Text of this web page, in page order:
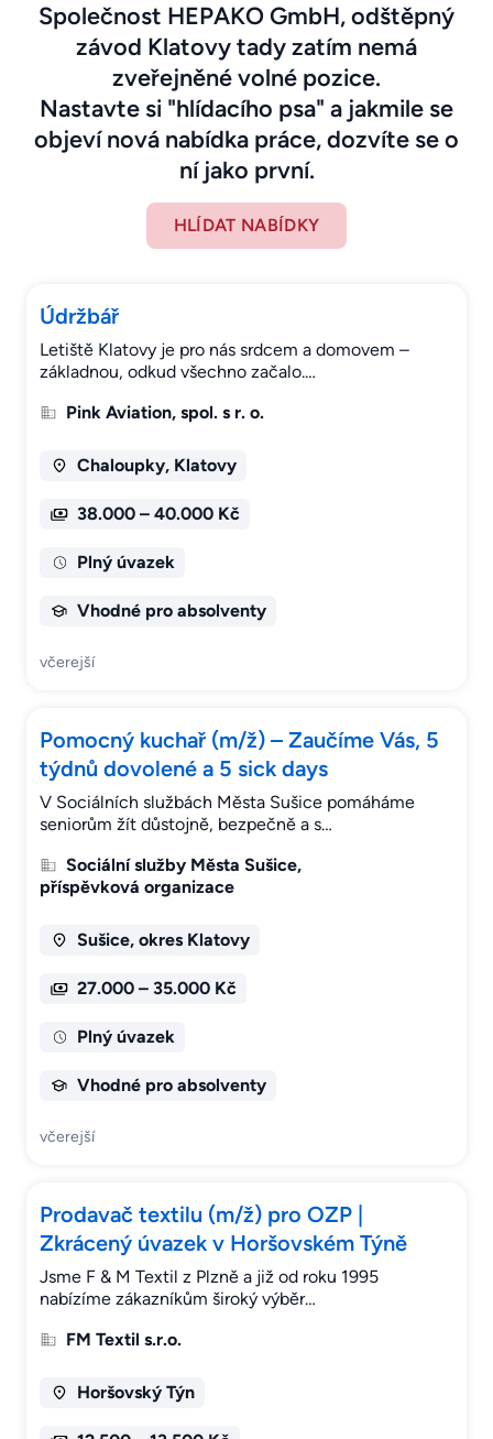
Společnost HEPAKO GmbH, odštěpný
závod Klatovy tady zatím nemá
zveřejněné volné pozice.
Nastavte si "hlídacího psa" a jakmile se
objeví nová nabídka práce, dozvíte se o
ní jako první.
HLÍDAT NABÍDKY
Údržbář
Letiště Klatovy je pro nás srdcem a domovem –
základnou, odkud všechno začalo.…
Pink Aviation, spol. s r. o.
Chaloupky, Klatovy
38.000 – 40.000 Kč
Plný úvazek
Vhodné pro absolventy
včerejší
Pomocný kuchař (m/ž) – Zaučíme Vás, 5
týdnů dovolené a 5 sick days
V Sociálních službách Města Sušice pomáháme
seniorům žít důstojně, bezpečně a s…
Sociální služby Města Sušice,
příspěvková organizace
Sušice, okres Klatovy
27.000 – 35.000 Kč
Plný úvazek
Vhodné pro absolventy
včerejší
Prodavač textilu (m/ž) pro OZP |
Zkrácený úvazek v Horšovském Týně
Jsme F & M Textil z Plzně a již od roku 1995
nabízíme zákazníkům široký výběr…
FM Textil s.r.o.
Horšovský Týn